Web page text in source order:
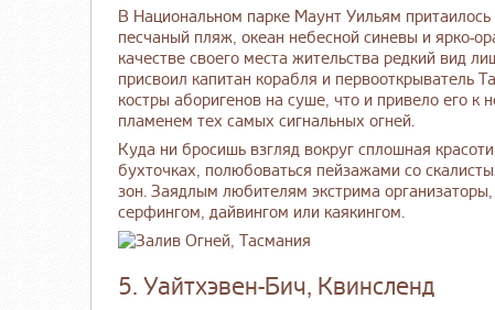
В Национальном парке Маунт Уильям
песчаный пляж, океан небесной синевы и ярко-
качестве своего места жительства редкий вид
присвоил капитан корабля и
костры аборигенов на суше, что и привело его
пламенем тех самых сигнальных огней.
Куда ни бросишь взгляд вокруг сплошная
бухточках, полюбоваться пейзажами со
зон. Заядлым любителям экстрима
серфингом, дайвингом или каякингом.
5. Уайтхэвен-Бич, Квинсленд